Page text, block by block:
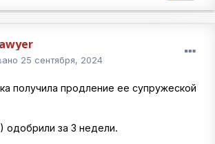
25 сентября, 2024
получила продление ее супружеской
одобрили за 3 недели.